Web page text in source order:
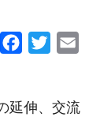
Facebook Twitter
延伸、交流